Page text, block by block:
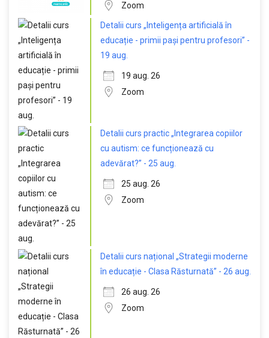
Zoom
Detalii curs „Inteligența artificială în
educație - primii pași pentru profesori” -
19 aug.
19 aug. 26
Zoom
Detalii curs practic „Integrarea copiilor
cu autism: ce funcționează cu
adevărat?” - 25 aug.
25 aug. 26
Zoom
Detalii curs național „Strategii moderne
în educație - Clasa Răsturnată” - 26 aug.
26 aug. 26
Zoom